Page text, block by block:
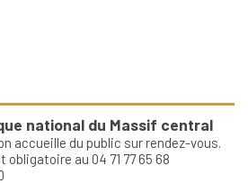
national du Massif central
accueille du public sur rendez-vous.
au 04 71 77 65 68